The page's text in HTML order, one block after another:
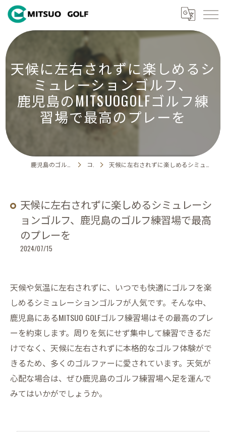
天候に左右されずに楽しめるシ
ミュレーションゴルフ、
鹿児島のMITSUOGOLFゴルフ練
習場で最高のプレーを
コラム 天候に左右されずに楽しめるシミュレーションゴルフ、鹿児島のゴルフ練習場で最高のプレーを
天候に左右されずに楽しめるシミュレーシ
ョンゴルフ、鹿児島のゴルフ練習場で最高
のプレーを
2024/07/15
天候や気温に左右されずに、いつでも快適にゴルフを楽
しめるシミュレーションゴルフが人気です。そんな中、
鹿児島にあるMITSUO GOLFゴルフ練習場はその最高のプレ
ーを約束します。周りを気にせず集中して練習できるだ
けでなく、天候に左右されずに本格的なゴルフ体験がで
きるため、多くのゴルファーに愛されています。天気が
心配な場合は、ぜひ鹿児島のゴルフ練習場へ足を運んで
みてはいかがでしょうか。